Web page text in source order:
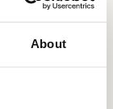
About
et toutes les
pour une
pour une